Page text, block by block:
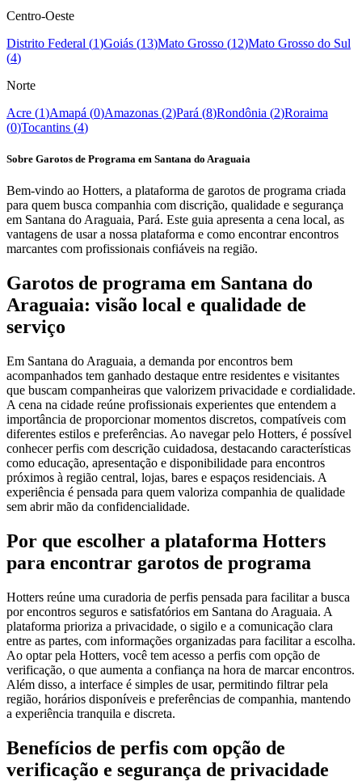
Centro-Oeste
Distrito Federal (1)Goiás (13)Mato Grosso (12)Mato Grosso do Sul
(4)
Norte
Acre (1)Amapá (0)Amazonas (2)Pará (8)Rondônia (2)Roraima
(0)Tocantins (4)
Sobre Garotos de Programa em Santana do Araguaia
Bem-vindo ao Hotters, a plataforma de garotos de programa criada
para quem busca companhia com discrição, qualidade e segurança
em Santana do Araguaia, Pará. Este guia apresenta a cena local, as
vantagens de usar a nossa plataforma e como encontrar encontros
marcantes com profissionais confiáveis na região.
Garotos de programa em Santana do
Araguaia: visão local e qualidade de
serviço
Em Santana do Araguaia, a demanda por encontros bem
acompanhados tem ganhado destaque entre residentes e visitantes
que buscam companheiras que valorizem privacidade e cordialidade.
A cena na cidade reúne profissionais experientes que entendem a
importância de proporcionar momentos discretos, compatíveis com
diferentes estilos e preferências. Ao navegar pelo Hotters, é possível
conhecer perfis com descrição cuidadosa, destacando características
como educação, apresentação e disponibilidade para encontros
próximos à região central, lojas, bares e espaços residenciais. A
experiência é pensada para quem valoriza companhia de qualidade
sem abrir mão da confidencialidade.
Por que escolher a plataforma Hotters
para encontrar garotos de programa
Hotters reúne uma curadoria de perfis pensada para facilitar a busca
por encontros seguros e satisfatórios em Santana do Araguaia. A
plataforma prioriza a privacidade, o sigilo e a comunicação clara
entre as partes, com informações organizadas para facilitar a escolha.
Ao optar pela Hotters, você tem acesso a perfis com opção de
verificação, o que aumenta a confiança na hora de marcar encontros.
Além disso, a interface é simples de usar, permitindo filtrar pela
região, horários disponíveis e preferências de companhia, mantendo
a experiência tranquila e discreta.
Benefícios de perfis com opção de
verificação e segurança de privacidade